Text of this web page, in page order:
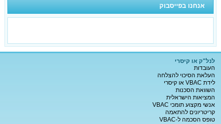
אנחנו בפייסבוק
לנל"ק או קיסרי
העובדות
העלאת הסיכוי להצלחה
לידת VBAC או קיסרי
השוואת הסכנות
המציאות הישראלית
אנשי מקצוע תומכי VBAC
קריטריונים להתאמה
טופס הסכמה ל-VBAC